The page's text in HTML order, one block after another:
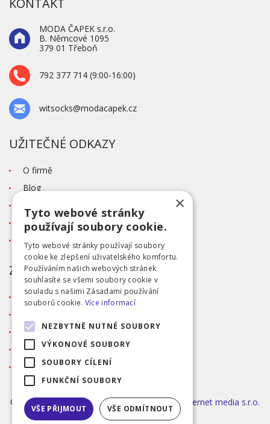
MODA ČAPEK s.r.o.
B. Němcové 1095
379 01 Třeboň
792 377 714 (9:00-16:00)
witsocks@modacapek.cz
UŽITEČNÉ ODKAZY
O firmě
Blog
Tabulka velikostí
Ochrana osobních údajů GDPR
ZÁKAZNICKÝ SERVIS
Obchodní podmínky
Reklamace
Přihlášení
Registrace
©2026 MODA ČAPEK s.r.o. Made by INIZIO Internet media s.r.o.
|
nastavení cookies
×
Tyto webové stránky
používají soubory cookie.
Tyto webové stránky používají soubory
cookie ke zlepšení uživatelského komfortu.
Používáním našich webových stránek
souhlasíte se všemi soubory cookie v
souladu s našimi Zásadami používání
souborů cookie. Více informací
NEZBYTNĚ NUTNÉ SOUBORY
VÝKONOVÉ SOUBORY
SOUBORY CÍLENÍ
FUNKČNÍ SOUBORY
VŠE PŘIJMOUT VŠE ODMÍTNOUT